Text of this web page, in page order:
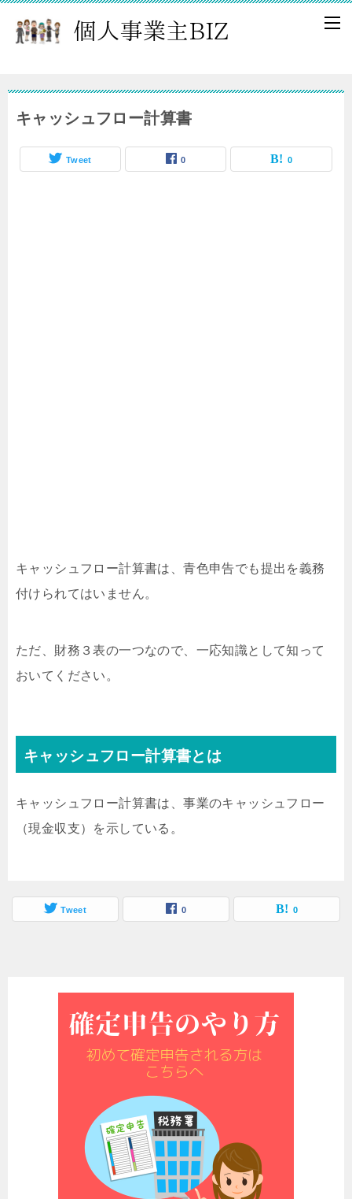
キャッシュフロー計算書
Tweet 0 0
キャッシュフロー計算書は、青色申告でも提出を義務
付けられてはいません。
ただ、財務３表の一つなので、一応知識として知って
おいてください。
キャッシュフロー計算書とは
キャッシュフロー計算書は、事業のキャッシュフロー
（現金収支）を示している。
Tweet 0 0